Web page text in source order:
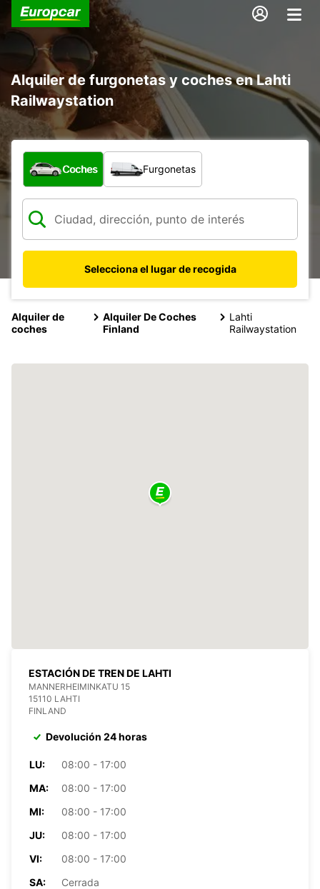
Alquiler de furgonetas y coches en Lahti
Railwaystation
¿Qué tipo de vehículo?
Coches Furgonetas
Selecciona el lugar de recogida
Alquiler de
coches
Alquiler De Coches
Finland
Lahti
Railwaystation
ESTACIÓN DE TREN DE LAHTI
MANNERHEIMINKATU 15
15110 LAHTI
FINLAND
Devolución 24 horas
LU:
08:00 - 17:00
MA:
08:00 - 17:00
MI:
08:00 - 17:00
JU:
08:00 - 17:00
VI:
08:00 - 17:00
SA:
Cerrada